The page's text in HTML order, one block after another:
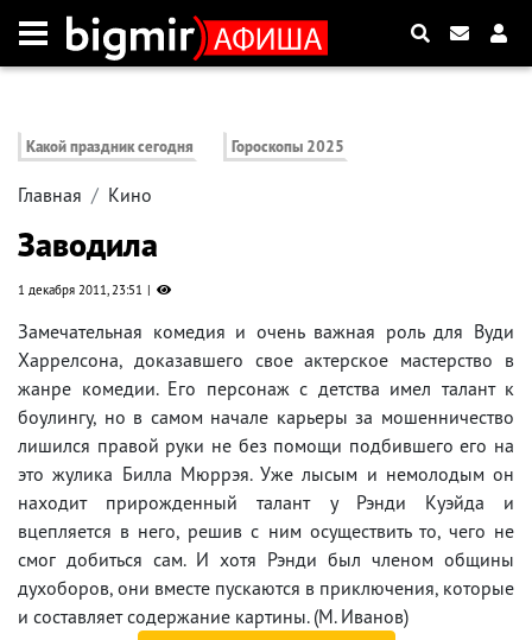
Какой праздник сегодня Гороскопы 2025
Главная Кино
Заводила
1 декабря 2011, 23:51
Замечательная комедия и очень важная роль для Вуди
Харрелсона, доказавшего свое актерское мастерство в
жанре комедии. Его персонаж с детства имел талант к
боулингу, но в самом начале карьеры за мошенничество
лишился правой руки не без помощи подбившего его на
это жулика Билла Мюррэя. Уже лысым и немолодым он
находит прирожденный талант у Рэнди Куэйда и
вцепляется в него, решив с ним осуществить то, чего не
смог добиться сам. И хотя Рэнди был членом общины
духоборов, они вместе пускаются в приключения, которые
и составляет содержание картины. (М. Иванов)